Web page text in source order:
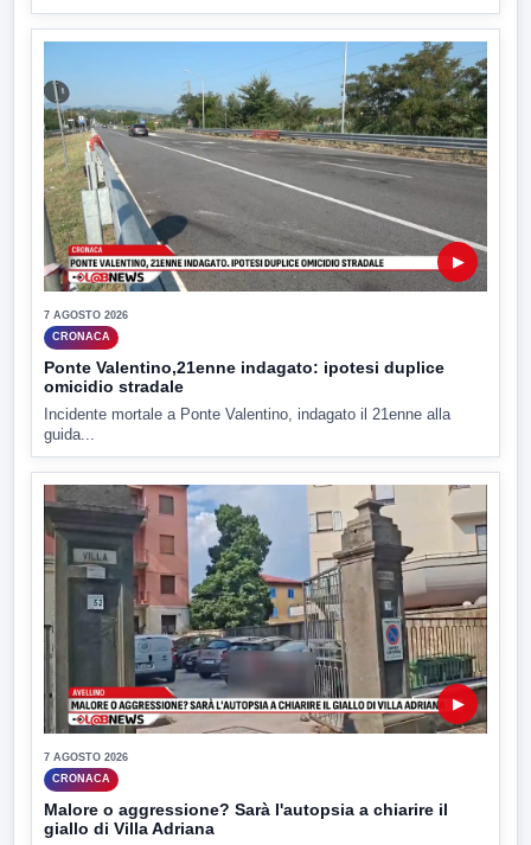
▶
7 AGOSTO 2026
CRONACA
Ponte Valentino,21enne indagato: ipotesi duplice
omicidio stradale
Incidente mortale a Ponte Valentino, indagato il 21enne alla
guida...
▶
7 AGOSTO 2026
CRONACA
Malore o aggressione? Sarà l'autopsia a chiarire il
giallo di Villa Adriana